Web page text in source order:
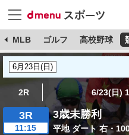
MLB ゴルフ 高校野球
2R 6/23(日)
3R
11:15
3歳未勝利
平地 ダート 右・